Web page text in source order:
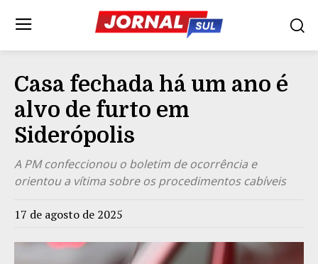
Casa fechada há um ano é
alvo de furto em
Siderópolis
A PM confeccionou o boletim de ocorrência e
orientou a vítima sobre os procedimentos cabíveis
17 de agosto de 2025